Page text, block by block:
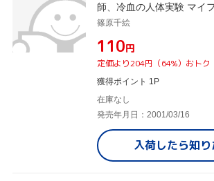
師、冷血の人体実験 マイ
篠原千絵
¥110円
定価より204円（64%）おトク
獲得ポイント 1P
在庫なし
発売年月日：2001/03/16
入荷したら知り